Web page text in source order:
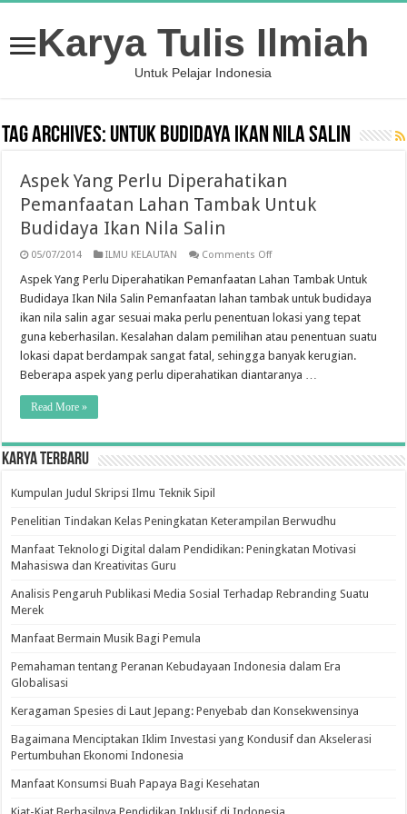
Karya Tulis Ilmiah
Untuk Pelajar Indonesia
Tag Archives: Untuk Budidaya Ikan Nila Salin
Aspek Yang Perlu Diperahatikan
Pemanfaatan Lahan Tambak Untuk
Budidaya Ikan Nila Salin
05/07/2014 ILMU KELAUTAN Comments Offon
Yang
Diperahatikan
Pemanfaatan
Lahan
Tambak
Untuk
Budidaya
Ikan
Aspek Yang Perlu Diperahatikan Pemanfaatan Lahan Tambak Untuk
Budidaya Ikan Nila Salin Pemanfaatan lahan tambak untuk budidaya
ikan nila salin agar sesuai maka perlu penentuan lokasi yang tepat
guna keberhasilan. Kesalahan dalam pemilihan atau penentuan suatu
lokasi dapat berdampak sangat fatal, sehingga banyak kerugian.
Beberapa aspek yang perlu diperahatikan diantaranya …
Read More »
Karya Terbaru
Kumpulan Judul Skripsi Ilmu Teknik Sipil
Penelitian Tindakan Kelas Peningkatan Keterampilan Berwudhu
Manfaat Teknologi Digital dalam Pendidikan: Peningkatan Motivasi
Mahasiswa dan Kreativitas Guru
Analisis Pengaruh Publikasi Media Sosial Terhadap Rebranding Suatu
Merek
Manfaat Bermain Musik Bagi Pemula
Pemahaman tentang Peranan Kebudayaan Indonesia dalam Era
Globalisasi
Keragaman Spesies di Laut Jepang: Penyebab dan Konsekwensinya
Bagaimana Menciptakan Iklim Investasi yang Kondusif dan Akselerasi
Pertumbuhan Ekonomi Indonesia
Manfaat Konsumsi Buah Papaya Bagi Kesehatan